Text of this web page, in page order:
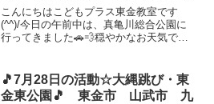
サービス 児童発達支援 運動療
育 教室見学
こんにちはこどもプラス東金教室です
(^^)/今日の午前中は、真亀川総合公園に
行ってきました🚗💨穏やかなお天気で、
日、久しぶりに行くことができました
(≧▽≦)💕 ...
🎵7月28日の活動☆大縄跳び・東
金東公園🎵 東金市 山武市 九